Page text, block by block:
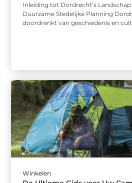
Inleiding tot Dordrecht’s
Duurzame Stedelijke Planning
doordrenkt van geschiedenis en
Winkelen